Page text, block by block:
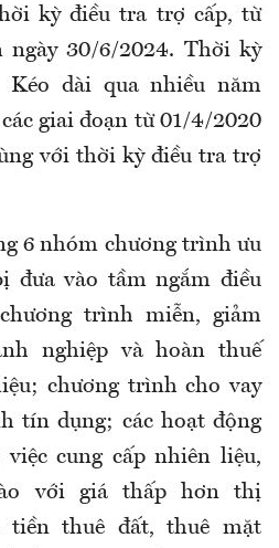
kỳ điều tra trợ cấp, từ
ngày 30/6/2024. Thời kỳ
dài qua nhiều năm
giai đoạn từ 01/4/2020
với thời kỳ điều tra trợ
6 nhóm chương trình ưu
đưa vào tầm ngắm điều
trình miễn, giảm
nghiệp và hoàn thuế
chương trình cho vay
tín dụng; các hoạt động
cung cấp nhiên liệu,
với giá thấp hơn thị
tiền thuê đất, thuê mặt